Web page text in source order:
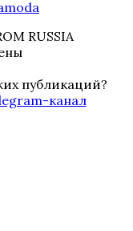
RUSSIA
публикаций?
канал